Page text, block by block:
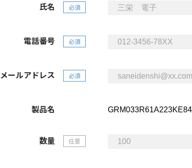
氏名 必須
電話番号 必須
メールアドレス 必須
製品名
数量 任意